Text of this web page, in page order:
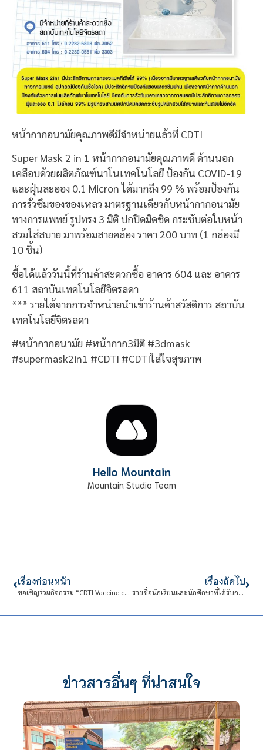
หน้ากากอนามัยคุณภาพดีมีจำหน่ายแล้วที่ CDTI
Super Mask 2 in 1 หน้ากากอนามัยคุณภาพดี ด้านนอก
เคลือบด้วยผลิตภัณฑ์นาโนเทคโนโลยี ป้องกัน COVID-19
และฝุ่นละออง 0.1 Micron ได้มากถึง 99 % พร้อมป้องกัน
การรั่วซึมของของเหลว มาตรฐานเดียวกับหน้ากากอนามัย
ทางการแพทย์ รูปทรง 3 มิติ ปกปิดมิดชิด กระชับต่อใบหน้า
สวมใส่สบาย มาพร้อมสายคล้อง ราคา 200 บาท (1 กล่องมี
10 ชิ้น)
ซื้อได้แล้ววันนี้ที่ร้านค้าสะดวกซื้อ อาคาร 604 และ อาคาร
611 สถาบันเทคโนโลยีจิตรลดา
*** รายได้จากการจำหน่ายนำเข้าร้านค้าสวัสดิการ สถาบัน
เทคโนโลยีจิตรลดา
#หน้ากากอนามัย #หน้ากาก3มิติ #3dmask
#supermask2in1 #CDTI #CDTIใส่ใจสุขภาพ
Hello Mountain
Mountain Studio Team
เรื่องก่อนหน้า
ขอเชิญร่วมกิจกรรม “CDTI Vaccine covid-19“ จัดโดยสโมสรนักศึกษา
เรื่องถัดไป
รายชื่อนักเรียนและนักศึกษาที่ได้รับการช่วยเหลือกรณีภัยพิบัติ (โรคระบาดร้ายแรง) รอบที่ 10
ข่าวสารอื่นๆ ที่น่าสนใจ